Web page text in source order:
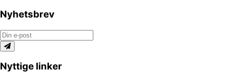
Nyhetsbrev
Nyttige linker